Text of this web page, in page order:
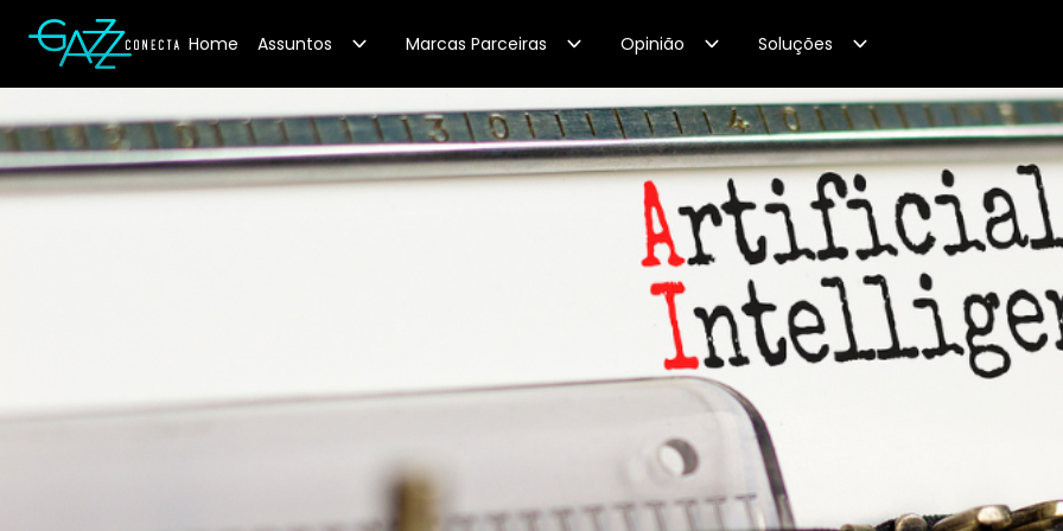
Your Company Home Assuntos Marcas Parceiras Opinião Soluções